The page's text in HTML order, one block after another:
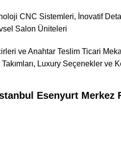
CNC Sistemleri, İnovatif
Salon Üniteleri
ve Anahtar Teslim Ticari
Luxury Seçenekler ve
Esenyurt Merkez